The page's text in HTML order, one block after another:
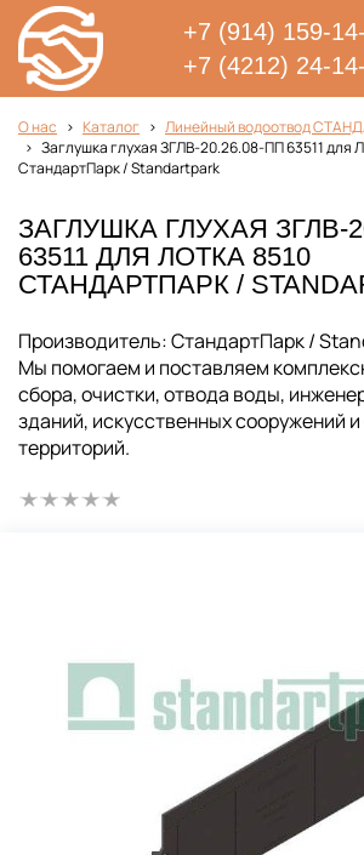
+7 (914) 159-
+7 (4212) 24-
О нас Каталог
Линейный водоотвод
Заглушка глухая ЗГЛВ-20.26.08-ПП 63511 для
СтандартПарк / Standartpark
ЗАГЛУШКА ГЛУХАЯ ЗГЛВ-
63511 ДЛЯ ЛОТКА 8510
СТАНДАРТПАРК /
Производитель: СтандартПарк /
Мы помогаем и поставляем
сбора, очистки, отвода воды,
зданий, искусственных сооружений
территорий.